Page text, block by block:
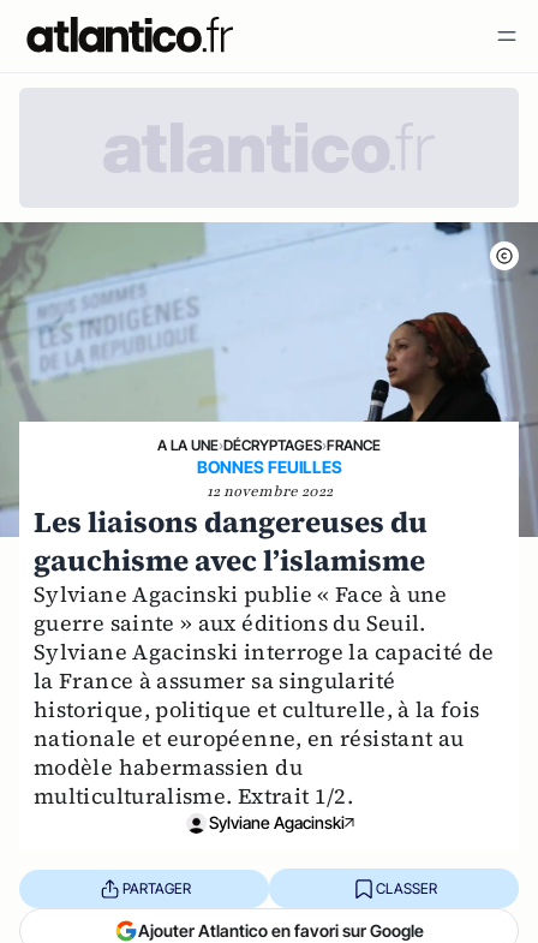
A LA UNE›DÉCRYPTAGES›FRANCE
BONNES FEUILLES
12 novembre 2022
Les liaisons dangereuses du
gauchisme avec l’islamisme
Sylviane Agacinski publie « Face à une
guerre sainte » aux éditions du Seuil.
Sylviane Agacinski interroge la capacité de
la France à assumer sa singularité
historique, politique et culturelle, à la fois
nationale et européenne, en résistant au
modèle habermassien du
multiculturalisme. Extrait 1/2.
Sylviane Agacinski
PARTAGER CLASSER
Ajouter Atlantico en favori sur Google